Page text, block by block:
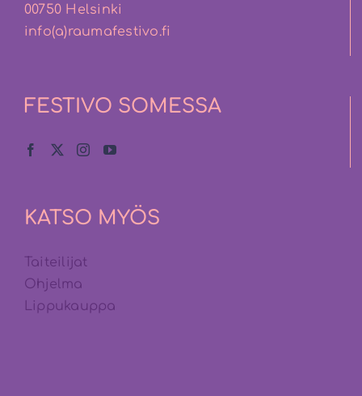
00750 Helsinki
info(a)raumafestivo.fi
FESTIVO SOMESSA
KATSO MYÖS
Taiteilijat
Ohjelma
Lippukauppa